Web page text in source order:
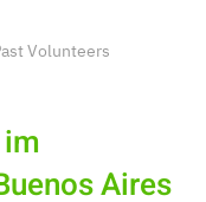
Volunteers
Aires